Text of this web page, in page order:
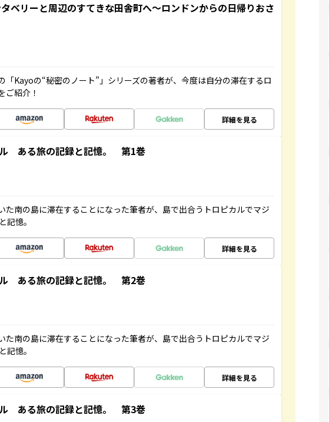
ベリーと周辺のすてきな田舎町へ～ロンドンからの日帰りおさ
「Kayoの“秘密のノート”」シリーズの著者が、今度は自分の滞在するロ
ご紹介！
詳細を見る
ル ある旅の記録と記憶。 第1巻
た南の島に滞在することになった筆者が、島で出合うトロピカルでマジ
記憶。
詳細を見る
ル ある旅の記録と記憶。 第2巻
た南の島に滞在することになった筆者が、島で出合うトロピカルでマジ
記憶。
詳細を見る
ル ある旅の記録と記憶。 第3巻